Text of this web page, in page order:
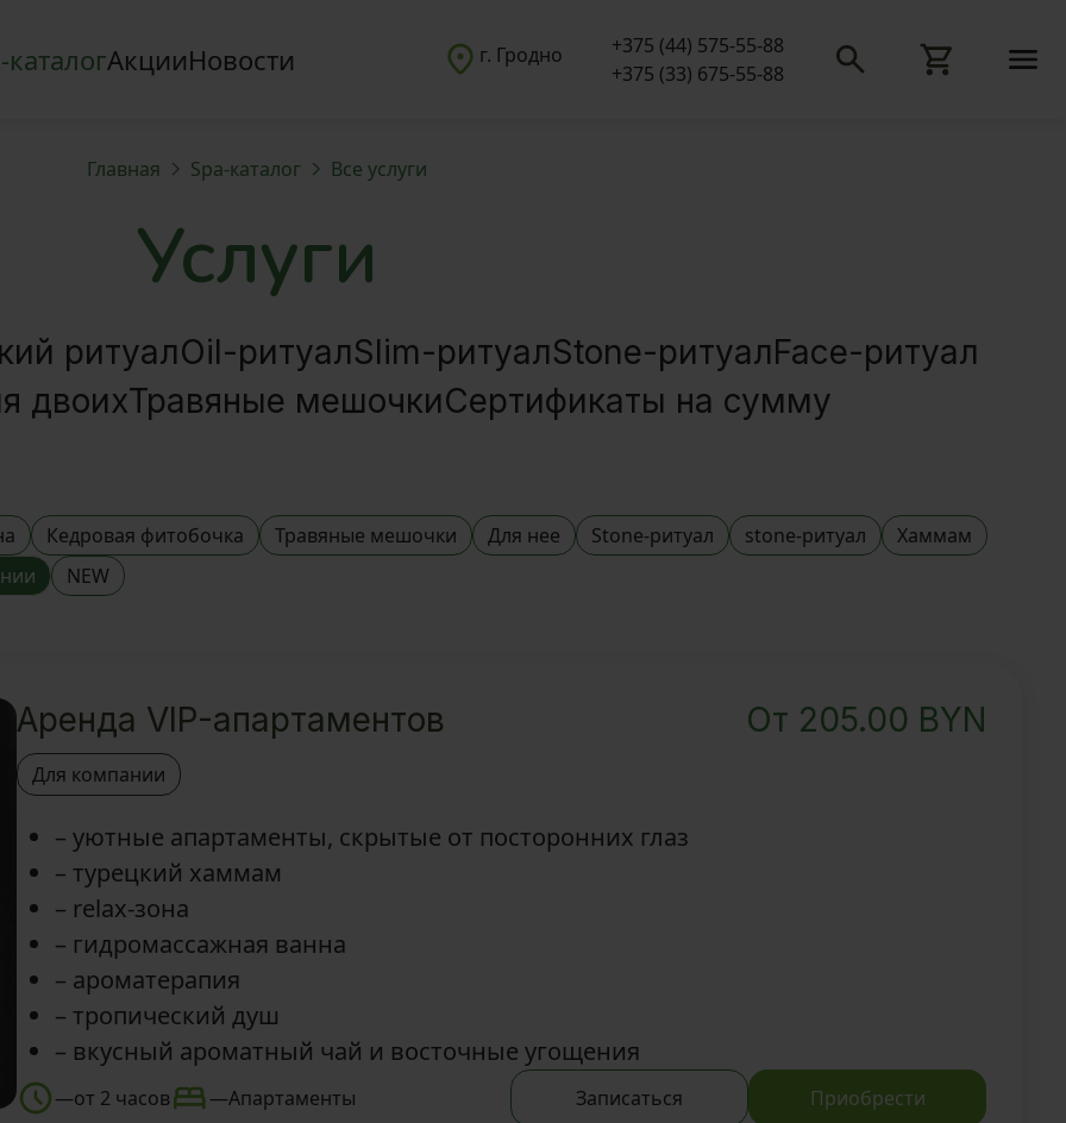
каталогАкцииНовости г. Гродно
+375 (44) 575-55-88
+375 (33) 675-55-88
Главная Spa-каталог Все услуги
Услуги
ритуалOil-ритуалSlim-ритуалStone-ритуалFace-ритуал
двоихТравяные мешочкиСертификаты на сумму
Кедровая фитобочка Травяные мешочки Для нее Stone-ритуал stone-ритуал
Хаммам
NEW
Аренда VIP-апартаментов От 205.00 BYN
Для компании
– уютные апартаменты, скрытые от посторонних глаз
– турецкий хаммам
– relax-зона
– гидромассажная ванна
– ароматерапия
– тропический душ
– вкусный ароматный чай и восточные угощения
—от 2 часов —Апартаменты Записаться Приобрести